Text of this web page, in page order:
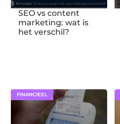
SEO vs content
marketing: wat is
het verschil?
FINANCIEEL